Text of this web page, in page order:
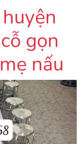
gọn
nấu